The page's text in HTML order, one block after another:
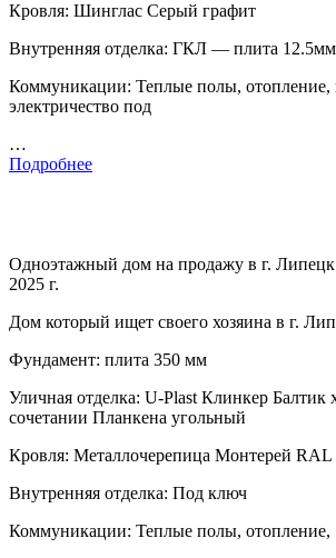
Кровля: Шинглас Серый графит
Внутренняя отделка: ГКЛ — плита 12.5мм
Коммуникации: Теплые полы, отопление,
электричество под
…
Подробнее
Одноэтажный дом на продажу в г. Липецк
2025 г.
Дом который ищет своего хозяина в г.
Фундамент: плита 350 мм
Уличная отделка: U-Plast Клинкер Балтик
сочетании Планкена угольный
Кровля: Металлочерепица Монтерей RAL
Внутренняя отделка: Под ключ
Коммуникации: Теплые полы, отопление,